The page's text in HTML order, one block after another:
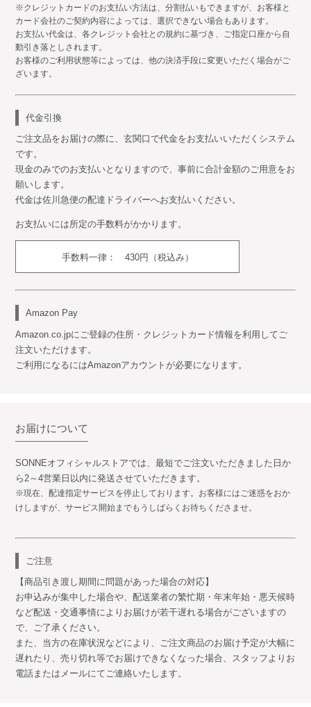
※クレジットカードのお支払い方法は、分割払いもできますが、お客様と
カード会社のご契約内容によっては、選択できない場合もあります。
お支払い代金は、各クレジット会社との規約に基づき、ご指定口座から自
動引き落としされます。
お客様のご利用状態等によっては、他の決済手段に変更いただく場合がご
ざいます。
代金引換
ご注文品をお届けの際に、玄関口で代金をお支払いいただくシステム
です。
現金のみでのお支払いとなりますので、事前に合計金額のご用意をお
願いします。
代金は佐川急便の配達ドライバーへお支払いください。
お支払いには所定の手数料がかかります。
手数料一律： 430円（税込み）
Amazon Pay
Amazon.co.jpにご登録の住所・クレジットカード情報を利用してご
注文いただけます。
ご利用になるにはAmazonアカウントが必要になります。
お届けについて
SONNEオフィシャルストアでは、最短でご注文いただきました日か
ら2～4営業日以内に発送させていただきます。
※現在、配達指定サービスを停止しております。お客様にはご迷惑をおか
けしますが、サービス開始までもうしばらくお待ちくださませ。
ご注意
【商品引き渡し期間に問題があった場合の対応】
お申込みが集中した場合や、配送業者の繁忙期・年末年始・悪天候時
など配送・交通事情によりお届けが若干遅れる場合がございますの
で、ご了承ください。
また、当方の在庫状況などにより、ご注文商品のお届け予定が大幅に
遅れたり、売り切れ等でお届けできなくなった場合、スタッフよりお
電話またはメールにてご連絡いたします。